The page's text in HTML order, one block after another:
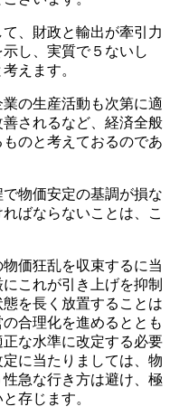
、財政と輸出が牽引力
し、実質で５ないし
えます。
の生産活動も次第に適
されるなど、経済全般
のと考えておるのであ
物価安定の基調が損な
ばならないことは、こ
価狂乱を収束するに当
これが引き上げを抑制
を長く放置することは
合理化を進めるととも
な水準に改定する必要
に当たりましては、物
急な行き方は避け、極
存じます。